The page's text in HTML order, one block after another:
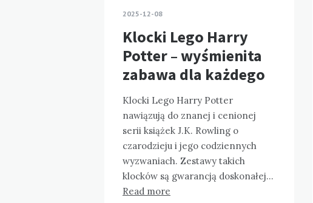
2025-12-08
Klocki Lego Harry
Potter – wyśmienita
zabawa dla każdego
Klocki Lego Harry Potter
nawiązują do znanej i cenionej
serii książek J.K. Rowling o
czarodzieju i jego codziennych
wyzwaniach. Zestawy takich
klocków są gwarancją doskonałej…
Read more